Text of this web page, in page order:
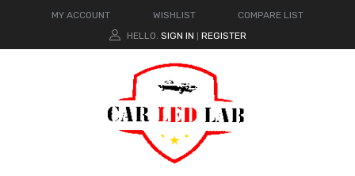
MY ACCOUNT WISHLIST
COMPARE LIST
HELLO. SIGN IN REGISTER